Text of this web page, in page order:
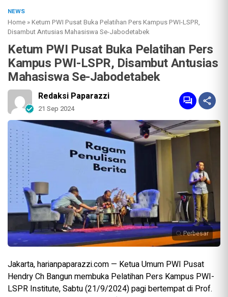
NEWS
Home »Ketum PWI Pusat Buka Pelatihan Pers Kampus PWI-LSPR,
Disambut Antusias Mahasiswa Se-Jabodetabek
Ketum PWI Pusat Buka Pelatihan Pers
Kampus PWI-LSPR, Disambut Antusias
Mahasiswa Se-Jabodetabek
Redaksi Paparazzi
21 Sep 2024
Perbesar
Jakarta, harianpaparazzi.com — Ketua Umum PWI Pusat
Hendry Ch Bangun membuka Pelatihan Pers Kampus PWI-
LSPR Institute, Sabtu (21/9/2024) pagi bertempat di Prof.